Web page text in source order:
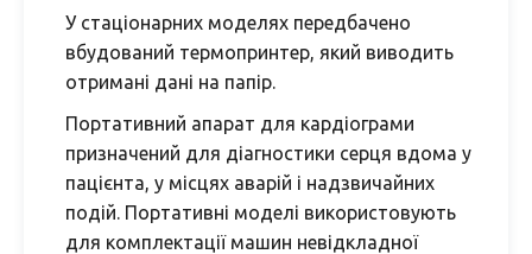
У стаціонарних моделях передбачено
вбудований термопринтер, який виводить
отримані дані на папір.
Портативний апарат для кардіограми
призначений для діагностики серця вдома у
пацієнта, у місцях аварій і надзвичайних
подій. Портативні моделі використовують
для комплектації машин невідкладної